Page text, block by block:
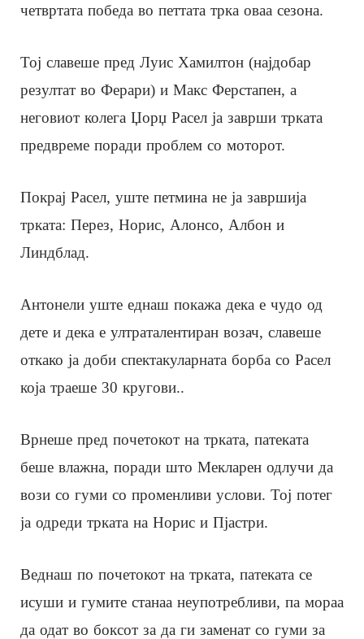
четвртата победа во петтата трка оваа сезона.
Тој славеше пред Луис Хамилтон (најдобар
резултат во Ферари) и Макс Ферстапен, а
неговиот колега Џорџ Расел ја заврши трката
предвреме поради проблем со моторот.
Покрај Расел, уште петмина не ја завршија
трката: Перез, Норис, Алонсо, Албон и
Линдблад.
Антонели уште еднаш покажа дека е чудо од
дете и дека е ултраталентиран возач, славеше
откако ја доби спектакуларната борба со Расел
која траеше 30 кругови..
Врнеше пред почетокот на трката, патеката
беше влажна, поради што Мекларен одлучи да
вози со гуми со променливи услови. Тој потег
ја одреди трката на Норис и Пјастри.
Веднаш по почетокот на трката, патеката се
исуши и гумите станаа неупотребливи, па мораа
да одат во боксот за да ги заменат со гуми за